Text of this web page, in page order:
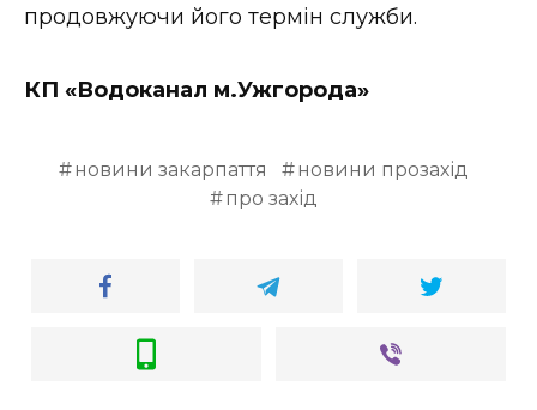
продовжуючи його термін служби.
КП «Водоканал м.Ужгорода»
новини закарпаття
новини прозахід
про захід